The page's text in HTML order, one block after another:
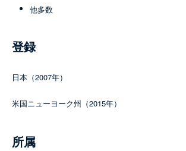
他多数
登録
日本（2007年）
米国ニューヨーク州（2015年）
所属